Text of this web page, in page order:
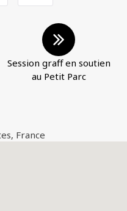
Session graff en soutien
au Petit Parc
France